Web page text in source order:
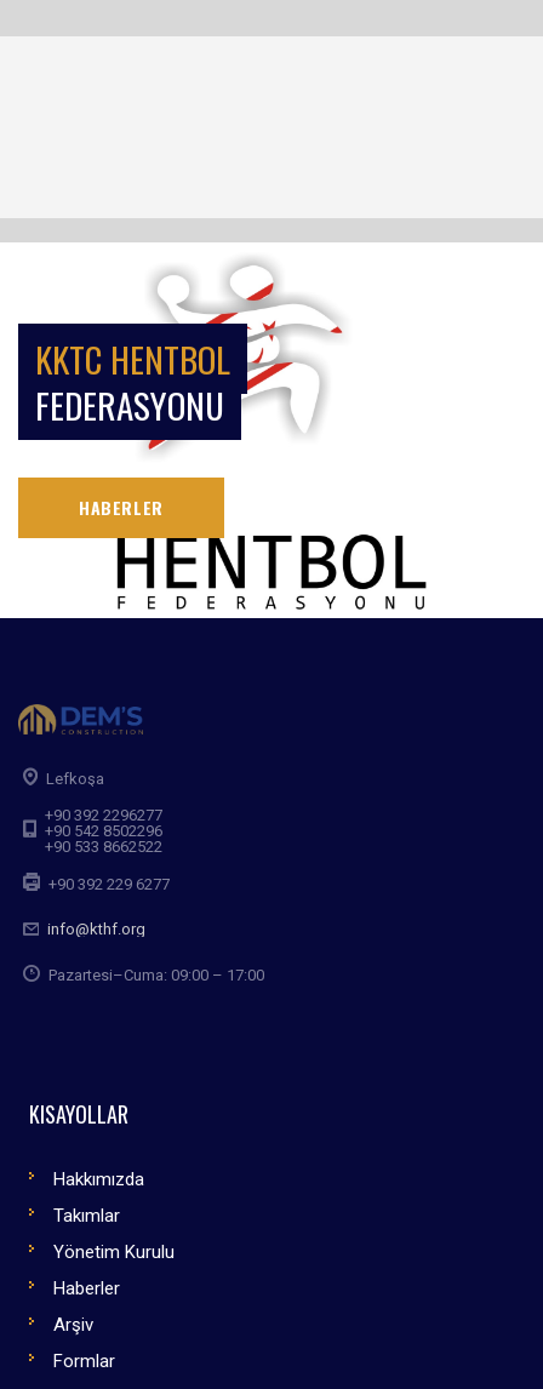
KKTC HENTBOL
FEDERASYONU
HABERLER
Lefkoşa
+90 392 2296277
+90 542 8502296
+90 533 8662522
+90 392 229 6277
info@kthf.org
Pazartesi–Cuma: 09:00 – 17:00
KISAYOLLAR
Hakkımızda
Takımlar
Yönetim Kurulu
Haberler
Arşiv
Formlar